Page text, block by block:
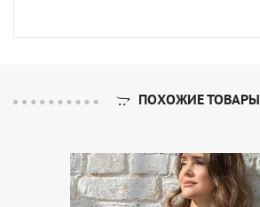
ПОХОЖИЕ ТОВАРЫ